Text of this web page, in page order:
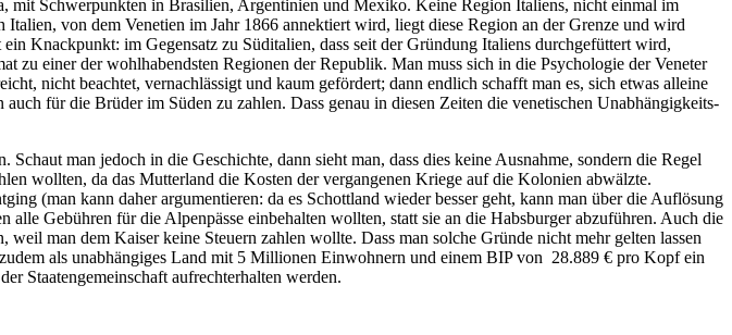
mit Schwerpunkten in Brasilien, Argentinien und Mexiko. Keine Region Italiens, nicht einmal im
von dem Venetien im Jahr 1866 annektiert wird, liegt diese Region an der Grenze und wird
Knackpunkt: im Gegensatz zu Süditalien, dass seit der Gründung Italiens durchgefüttert wird,
zu einer der wohlhabendsten Regionen der Republik. Man muss sich in die Psychologie der Veneter
nicht beachtet, vernachlässigt und kaum gefördert; dann endlich schafft man es, sich etwas alleine
für die Brüder im Süden zu zahlen. Dass genau in diesen Zeiten die venetischen Unabhängigkeits-
man jedoch in die Geschichte, dann sieht man, dass dies keine Ausnahme, sondern die Regel
wollten, da das Mutterland die Kosten der vergangenen Kriege auf die Kolonien abwälzte.
(man kann daher argumentieren: da es Schottland wieder besser geht, kann man über die Auflösung
Gebühren für die Alpenpässe einbehalten wollten, statt sie an die Habsburger abzuführen. Auch die
man dem Kaiser keine Steuern zahlen wollte. Dass man solche Gründe nicht mehr gelten lassen
als unabhängiges Land mit 5 Millionen Einwohnern und einem BIP von 28.889 € pro Kopf ein
Staatengemeinschaft aufrechterhalten werden.